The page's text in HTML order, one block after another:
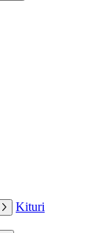
Kituri